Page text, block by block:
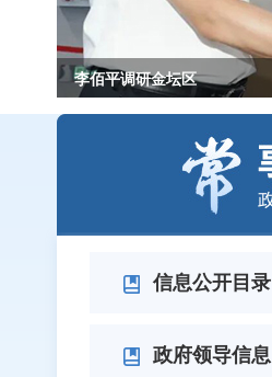
李佰平调研金坛区
李佰平调研溧阳市
null 李佰平调研统筹发展和安全
李佰平调研新北区
李佰平会见中国建设银行江
李佰平周伟看望国家最高科
江苏省固态变压器产业联盟
李佰平调研武进区
信息公开目录
政府领导信息